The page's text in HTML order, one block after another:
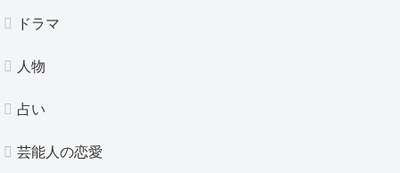
ドラマ
人物
占い
芸能人の恋愛